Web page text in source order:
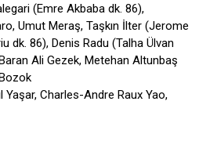
(Emre Akbaba dk. 86),
Umut Meraş, Taşkın İlter (Jerome
dk. 86), Denis Radu (Talha Ülvan
Ali Gezek, Metehan Altunbaş
Yaşar, Charles-Andre Raux Yao,